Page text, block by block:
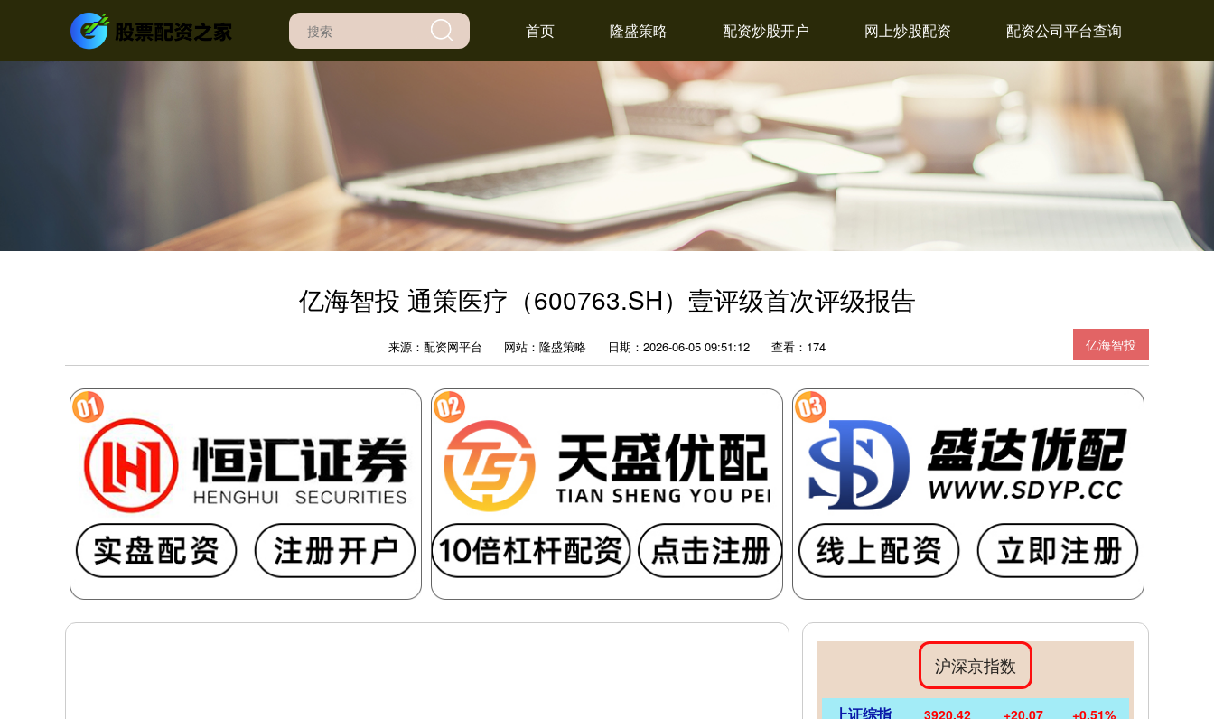
首页 隆盛策略 配资炒股开户 网上炒股配资 配资公司平台查询
亿海智投 通策医疗（600763.SH）壹评级首次评级报告
亿海智投
来源：配资网平台 网站：隆盛策略 日期：2026-06-05 09:51:12 查看：174
沪深京指数
上证综指 3920.42 +20.07 +0.51%